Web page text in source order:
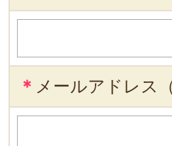
＊ メールアドレス